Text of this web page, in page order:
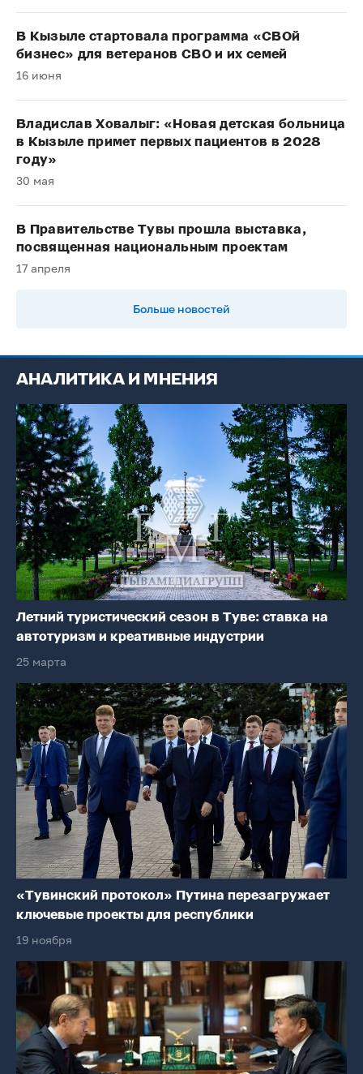
В Кызыле стартовала программа «СВОй
бизнес» для ветеранов СВО и их семей
16 июня
Владислав Ховалыг: «Новая детская больница
в Кызыле примет первых пациентов в 2028
году»
30 мая
В Правительстве Тувы прошла выставка,
посвященная национальным проектам
17 апреля
Больше новостей
АНАЛИТИКА И МНЕНИЯ
Летний туристический сезон в Туве: ставка на
автотуризм и креативные индустрии
25 марта
«Тувинский протокол» Путина перезагружает
ключевые проекты для республики
19 ноября